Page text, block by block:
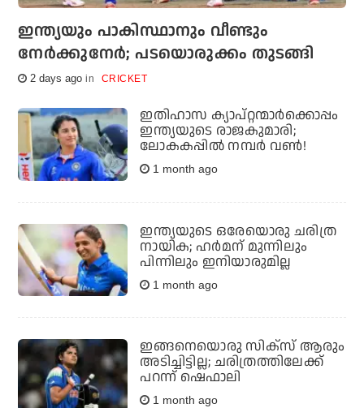
ഇന്ത്യയും പാകിസ്ഥാനും വീണ്ടും
നേര്‍ക്കുനേര്‍; പടയൊരുക്കം തുടങ്ങി
2 days ago CRICKET
ഇതിഹാസ ക്യാപ്റ്റന്മാര്‍ക്കൊപ്പം
ഇന്ത്യയുടെ രാജകുമാരി;
ലോകകപ്പില്‍ നമ്പര്‍ വണ്‍!
1 month ago
ഇന്ത്യയുടെ ഒരേയൊരു ചരിത്ര
നായിക; ഹര്‍മന് മുന്നിലും
പിന്നിലും ഇനിയാരുമില്ല
1 month ago
ഇങ്ങനെയൊരു സിക്‌സ് ആരും
അടിച്ചിട്ടില്ല; ചരിത്രത്തിലേക്ക്
പറന്ന് ഷെഫാലി
1 month ago